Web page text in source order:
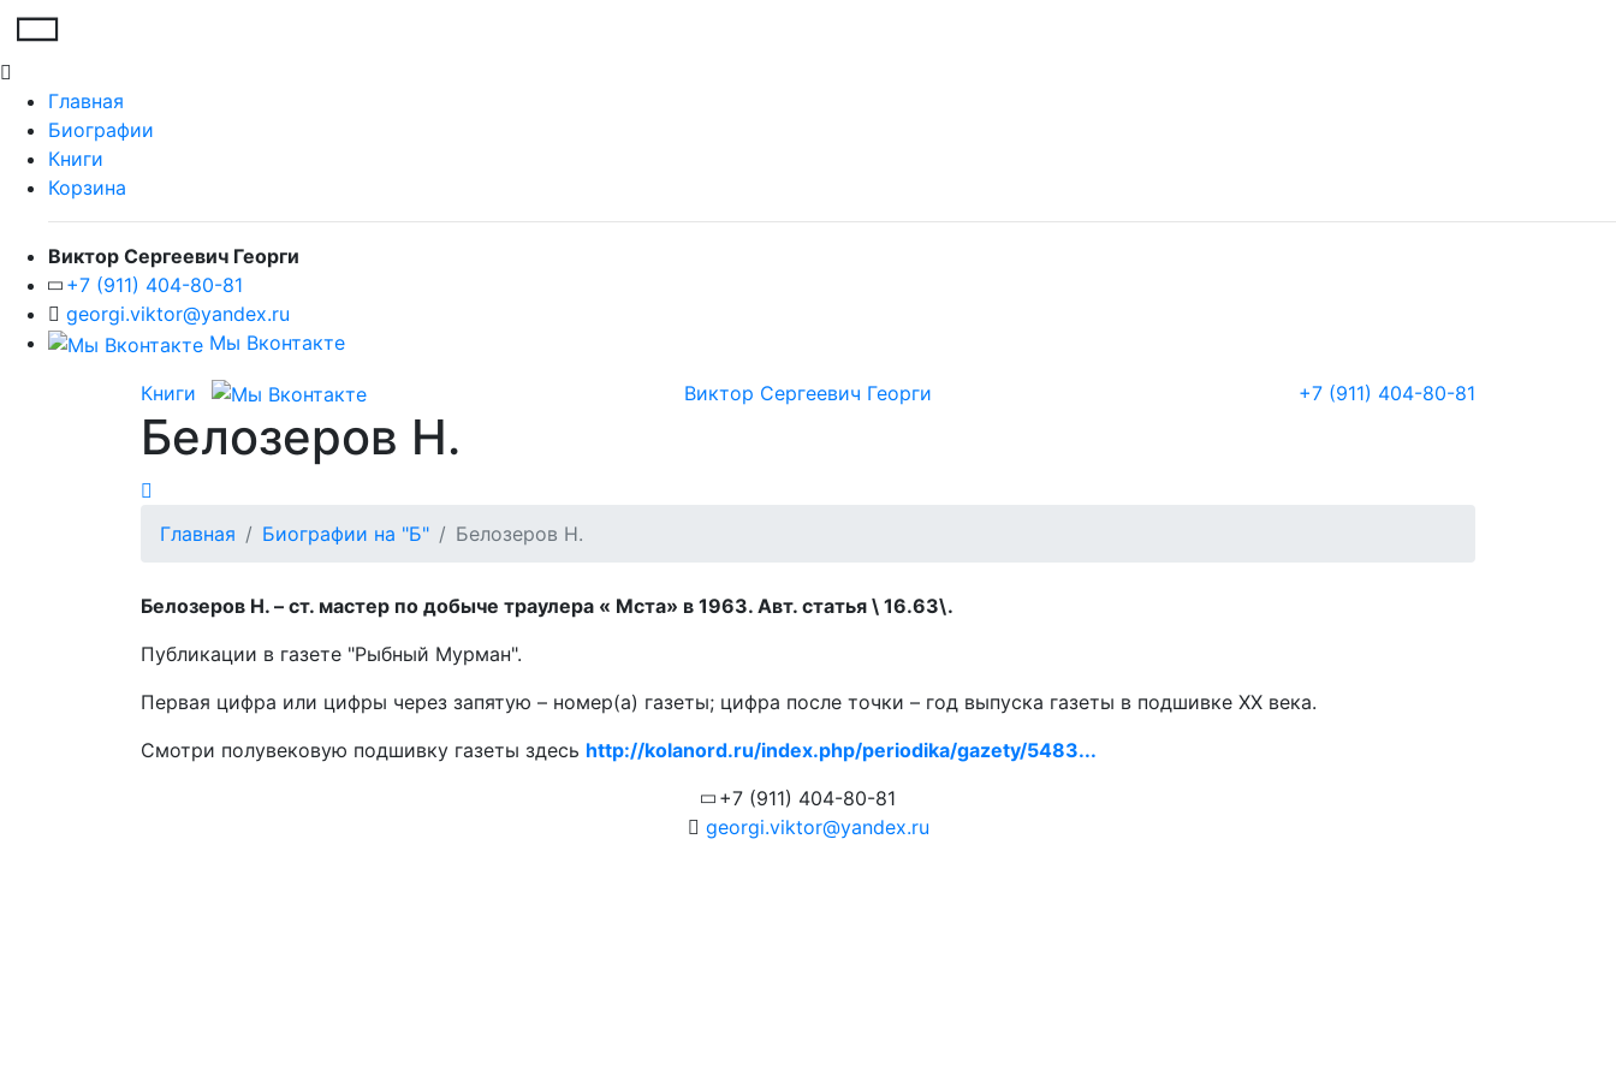
Главная
Биографии
Книги
Корзина
Виктор Сергеевич Георги
+7 (911) 404-80-81
georgi.viktor@yandex.ru
Мы Вконтакте
Книги Виктор Сергеевич Георги +7 (911) 404-80-81
Белозеров Н.
Главная Биографии на "Б" Белозеров Н.
Белозеров Н. – ст. мастер по добыче траулера « Мста» в 1963. Авт. статья \ 16.63\.
Публикации в газете "Рыбный Мурман".
Первая цифра или цифры через запятую – номер(а) газеты; цифра после точки – год выпуска газеты в подшивке ХХ века.
Смотри полувековую подшивку газеты здесь http://kolanord.ru/index.php/periodika/gazety/5483...
+7 (911) 404-80-81
georgi.viktor@yandex.ru